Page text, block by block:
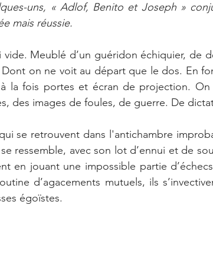
uns, « Adlof, Benito et Joseph »
mais réussie.
vide. Meublé d’un guéridon échiquier, de
on ne voit au départ que le dos. En
la fois portes et écran de projection. On
des images de foules, de guerre. De
se retrouvent dans l'antichambre
ressemble, avec son lot d’ennui et de
en jouant une impossible partie
d’agacements mutuels, ils
égoïstes.